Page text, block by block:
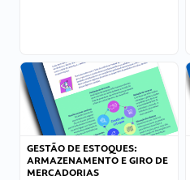
GESTÃO DE ESTOQUES:
ARMAZENAMENTO E GIRO DE
MERCADORIAS